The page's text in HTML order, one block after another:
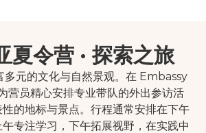
夏令营 · 探索之旅
多元的文化与自然景观。在 Embassy
营员精心安排专业带队的外出参访活
的地标与景点。行程通常安排在下午
专注学习，下午拓展视野，在实践中